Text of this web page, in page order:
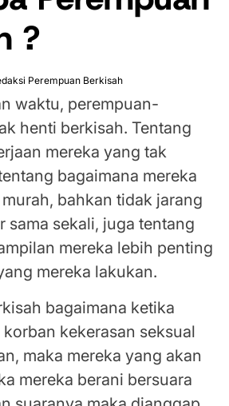
?
Perempuan Berkisah
waktu, perempuan-
henti berkisah. Tentang
mereka yang tak
bagaimana mereka
bahkan tidak jarang
sama sekali, juga tentang
mereka lebih penting
mereka lakukan.
bagaimana ketika
kekerasan seksual
maka mereka yang akan
mereka berani bersuara